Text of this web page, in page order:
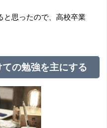
と思ったので、高校卒業
の勉強を主にする